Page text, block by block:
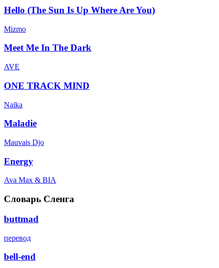
Hello (The Sun Is Up Where Are You)
Mizmo
Meet Me In The Dark
AVE
ONE TRACK MIND
Naïka
Maladie
Mauvais Djo
Energy
Ava Max & BIA
Словарь Сленга
buttmad
перевод
bell-end